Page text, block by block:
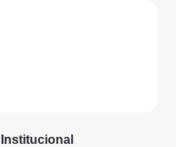
Institucional